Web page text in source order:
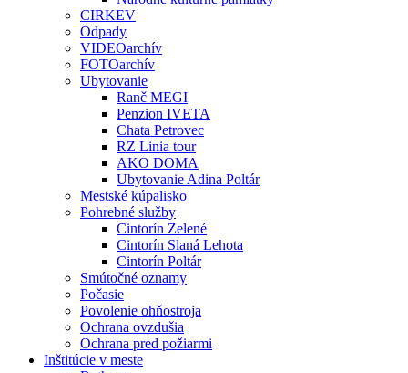
CIRKEV
Odpady
VIDEOarchív
FOTOarchív
Ubytovanie
Ranč MEGI
Penzion IVETA
Chata Petrovec
RZ Linia tour
AKO DOMA
Ubytovanie Adina Poltár
Mestské kúpalisko
Pohrebné služby
Cintorín Zelené
Cintorín Slaná Lehota
Cintorín Poltár
Smútočné oznamy
Počasie
Povolenie ohňostroja
Ochrana ovzdušia
Ochrana pred požiarmi
Inštitúcie v meste